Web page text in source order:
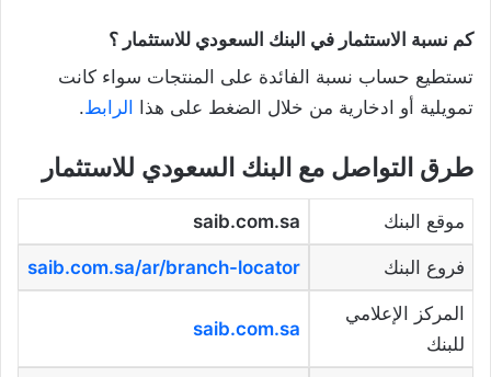
كم نسبة الاستثمار في البنك السعودي للاستثمار ؟
تستطيع حساب نسبة الفائدة على المنتجات سواء كانت
تمويلية أو ادخارية من خلال الضغط على هذا
الرابط.
طرق التواصل مع البنك السعودي للاستثمار
موقع البنك saib.com.sa
فروع البنك saib.com.sa/ar/branch-locator
المركز الإعلامي
للبنك
saib.com.sa